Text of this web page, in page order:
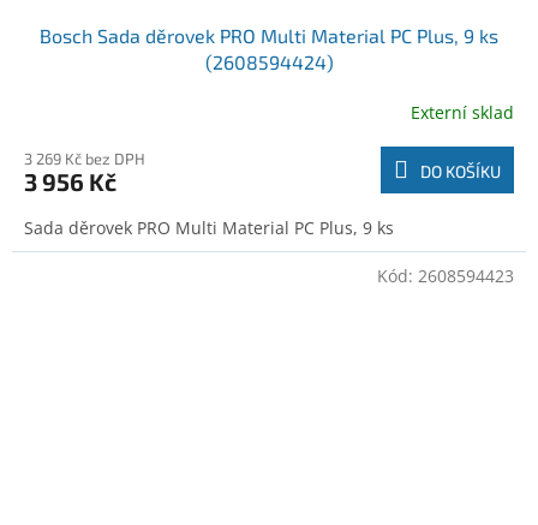
Bosch Sada děrovek PRO Multi Material PC Plus, 9 ks
(2608594424)
Externí sklad
3 269 Kč bez DPH
3 956 Kč DO KOŠÍKU
Sada děrovek PRO Multi Material PC Plus, 9 ks
Kód: 2608594423